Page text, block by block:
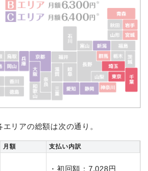
リアの総額は次の通り。
月額 支払い内訳
・初回額：7,028円